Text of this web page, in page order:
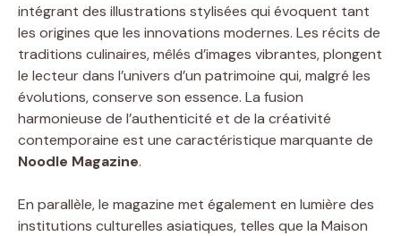
intégrant des illustrations stylisées qui évoquent tant
les origines que les innovations modernes. Les récits de
traditions culinaires, mêlés d’images vibrantes, plongent
le lecteur dans l’univers d’un patrimoine qui, malgré les
évolutions, conserve son essence. La fusion
harmonieuse de l’authenticité et de la créativité
contemporaine est une caractéristique marquante de
Noodle Magazine.
En parallèle, le magazine met également en lumière des
institutions culturelles asiatiques, telles que la Maison